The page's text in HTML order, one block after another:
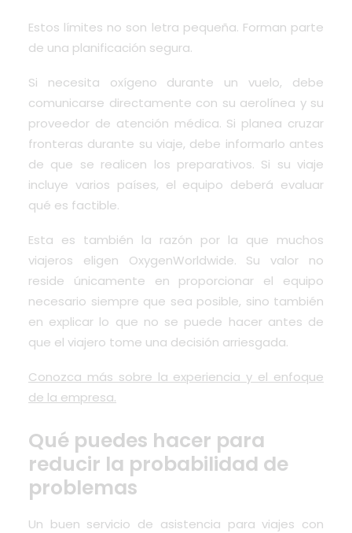
Estos límites no son letra pequeña. Forman parte
de una planificación segura.
Si necesita oxígeno durante un vuelo, debe
comunicarse directamente con su aerolínea y su
proveedor de atención médica. Si planea cruzar
fronteras durante su viaje, debe informarlo antes
de que se realicen los preparativos. Si su viaje
incluye varios países, el equipo deberá evaluar
qué es factible.
Esta es también la razón por la que muchos
viajeros eligen OxygenWorldwide. Su valor no
reside únicamente en proporcionar el equipo
necesario siempre que sea posible, sino también
en explicar lo que no se puede hacer antes de
que el viajero tome una decisión arriesgada.
Conozca más sobre la experiencia y el enfoque
de la empresa.
Qué puedes hacer para
reducir la probabilidad de
problemas
Un buen servicio de asistencia para viajes con